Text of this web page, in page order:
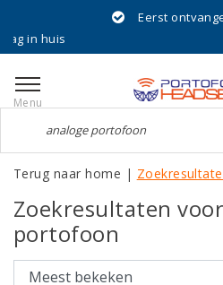
huis
Eerst ontvangen,
Menu
Terug naar home |
Zoekresultaten
portofoon